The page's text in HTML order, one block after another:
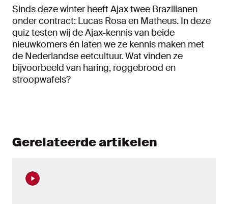
Sinds deze winter heeft Ajax twee Brazilianen
onder contract: Lucas Rosa en Matheus. In deze
quiz testen wij de Ajax-kennis van beide
nieuwkomers én laten we ze kennis maken met
de Nederlandse eetcultuur. Wat vinden ze
bijvoorbeeld van haring, roggebrood en
stroopwafels?
Gerelateerde artikelen